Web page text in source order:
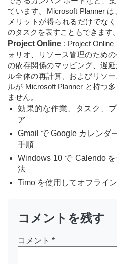
ています。Microsoft Planner
メリットが得られるだけでな
のタスクを表すこともできます。
Project Online : Project
ォリオ、リソース管理のため
の依存関係のマッピング、遅
ル全体の再計算、およびリソ
ルが Microsoft Planner と持つ
ません。
効果的な作業、タスク、
ア
Gmail で Google カレンダ
手順
Windows 10 で Calendo
法
Timo を使用してオフライ
コメントを残す
コメント *